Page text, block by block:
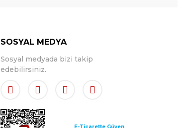
SOSYAL MEDYA
Sosyal medyada bizi takip
edebilirsiniz.
E-Ticarette Güven